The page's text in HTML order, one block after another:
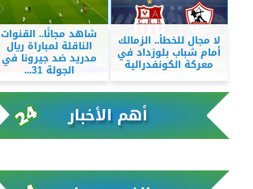
لا مجال للخطأ.. الزمالك
أمام شباب بلوزداد في
معركة الكونفدرالية
شاهد مجانًا.. القنوات
الناقلة لمباراة ريال
مدريد ضد جيرونا في
الجولة 31...
أهم الأخبار